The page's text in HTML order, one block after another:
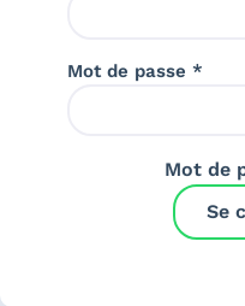
Mot de passe *
Mot de
Se